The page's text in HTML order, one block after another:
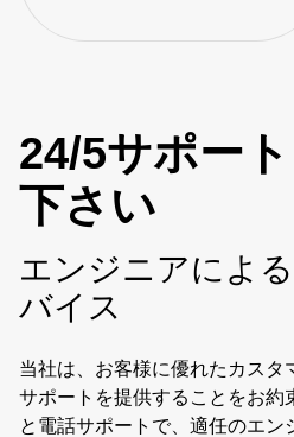
24/5サポー
下さい
エンジニアによ
バイス
当社は、お客様に優れたカスタ
サポートを提供することをお約
と電話サポートで、適任のエン